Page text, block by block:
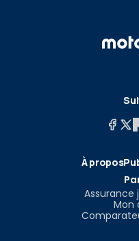
À propos
Mon